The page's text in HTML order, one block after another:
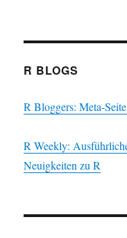
R BLOGS
R Bloggers: Meta-
R Weekly:
Neuigkeiten zu R